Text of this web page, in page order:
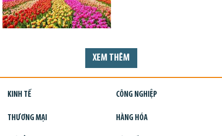
XEM THÊM
KINH TẾ CÔNG NGHIỆP
THƯƠNG MẠI HÀNG HÓA